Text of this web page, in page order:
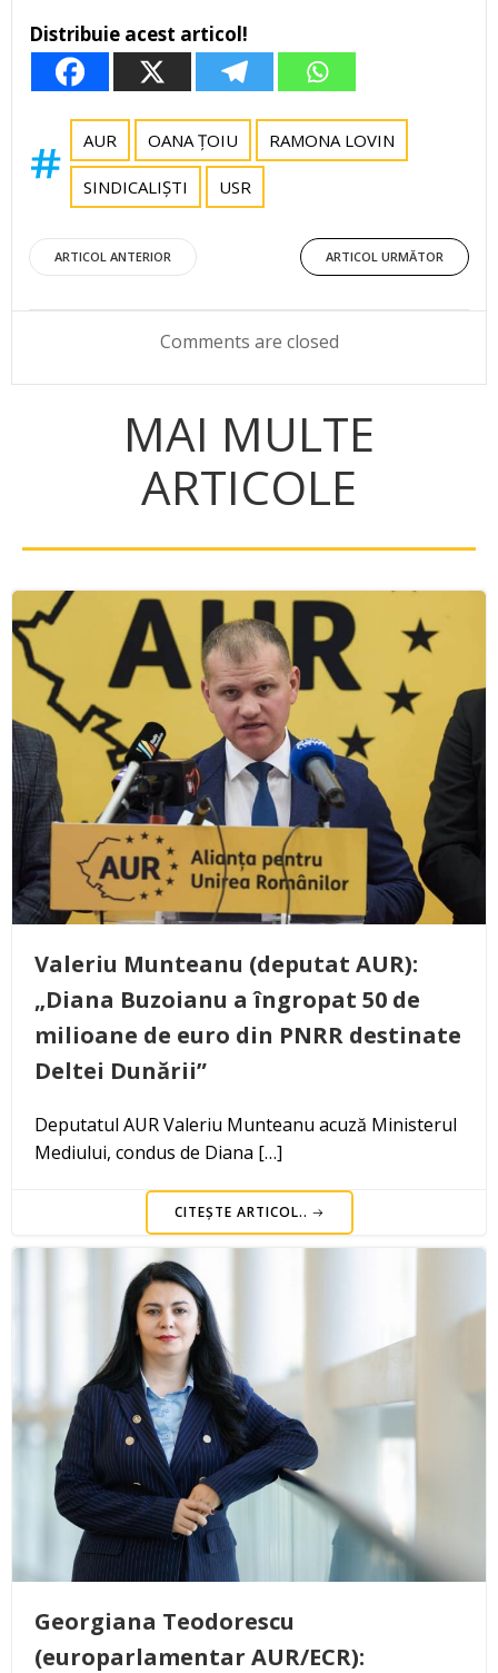
Distribuie acest articol!
AUR OANA ȚOIU RAMONA LOVIN
SINDICALIȘTI USR
Post
navigation
ARTICOL ANTERIOR
Post
navigation
ARTICOL URMĂTOR
Comments are closed
MAI MULTE
ARTICOLE
Valeriu Munteanu (deputat AUR):
„Diana Buzoianu a îngropat 50 de
milioane de euro din PNRR destinate
Deltei Dunării”
Deputatul AUR Valeriu Munteanu acuză Ministerul
Mediului, condus de Diana […]
CITEȘTE ARTICOL..
Georgiana Teodorescu
(europarlamentar AUR/ECR):